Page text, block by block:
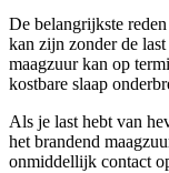
De belangrijkste
kan zijn zonder de
maagzuur kan op
kostbare slaap
Als je last hebt van
het brandend
onmiddellijk contact